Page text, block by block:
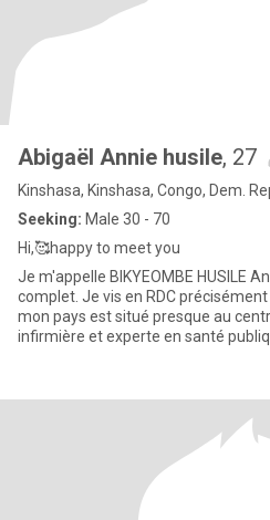
Abigaël Annie husile, 27
Kinshasa, Kinshasa, Congo, Dem.
Seeking: Male 30 - 70
Hi,🥰happy to meet you
Je m'appelle BIKYEOMBE HUSILE
complet. Je vis en RDC
mon pays est situé presque au
infirmière et experte en santé